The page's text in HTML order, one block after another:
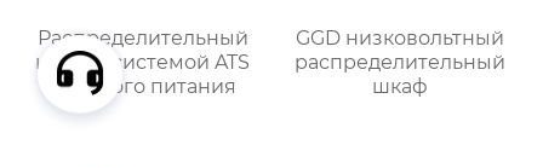
Распределительный
шкаф с системой ATS
двойного питания
GGD низковольтный
распределительный
шкаф